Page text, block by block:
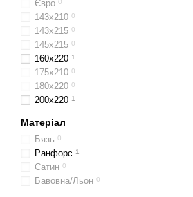
Євро 0
143x210 0
143x215 0
145х215 0
160х220 1
175x210 0
180х220 0
200x220 1
Матеріал
Бязь 0
Ранфорс 1
Сатин 0
Бавовна/Льон 0